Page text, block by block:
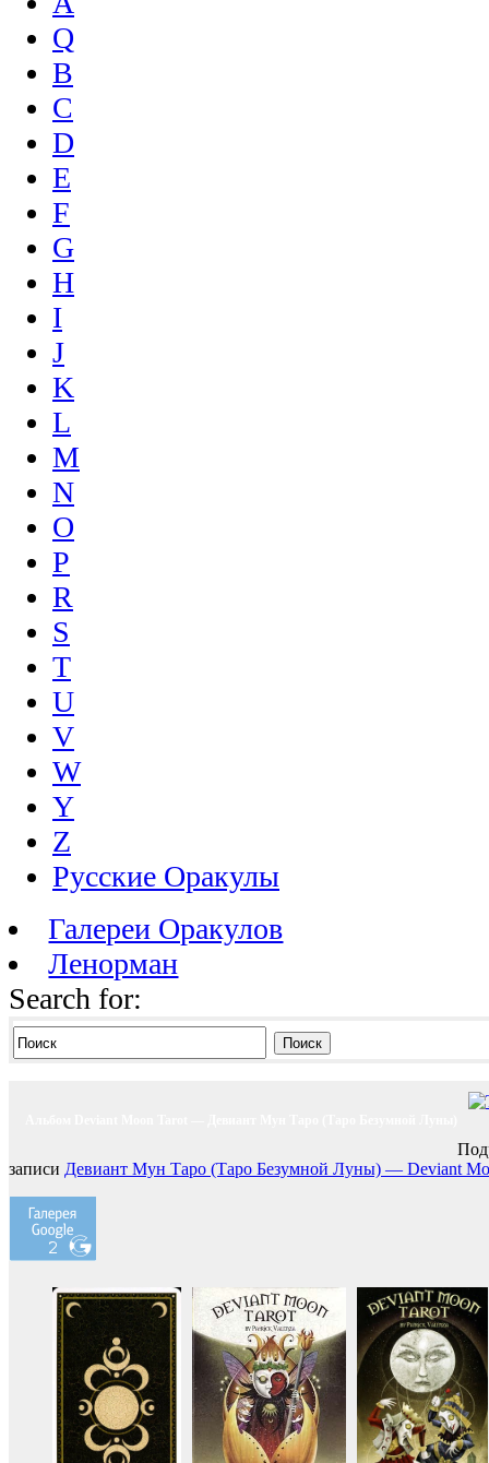
Q
B
C
D
E
F
G
H
I
J
K
L
M
N
O
P
R
S
T
U
V
W
Y
Z
Русские Оракулы
Галереи Оракулов
Ленорман
Search for:
Поиск
записи Девиант Мун Таро (Таро Безумной Луны) — Deviant